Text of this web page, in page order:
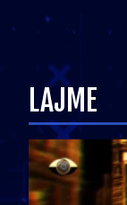
LAJME